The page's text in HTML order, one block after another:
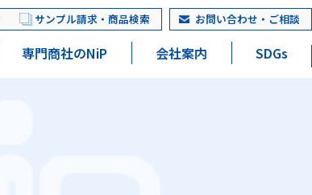
サンプル請求・商品検索 お問い合わせ・ご相談
専門商社のNiP 会社案内 SDGs